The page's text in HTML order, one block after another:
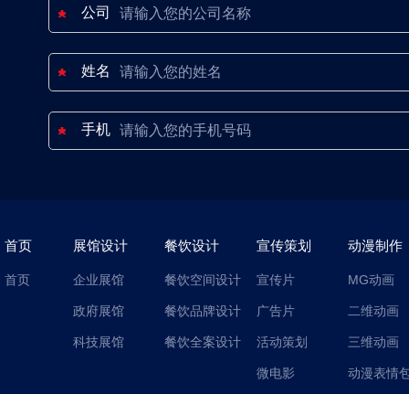
公司
姓名
手机
首页
首页
展馆设计
企业展馆
政府展馆
科技展馆
餐饮设计
餐饮空间设计
餐饮品牌设计
餐饮全案设计
宣传策划
宣传片
广告片
活动策划
微电影
动漫制作
MG动画
二维动画
三维动画
动漫表情